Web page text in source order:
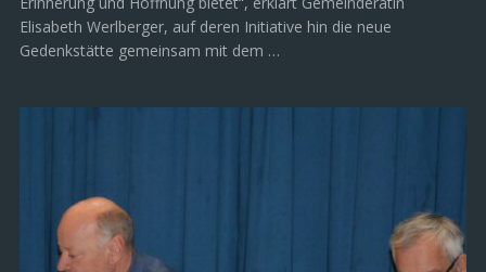
Elisabeth Werlberger, auf deren Initiative hin die neue
Gedenkstätte gemeinsam mit dem …